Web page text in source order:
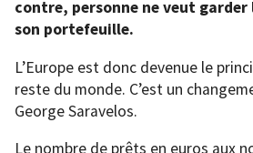
contre, personne ne veut garder
son portefeuille.
L’Europe est donc devenue le
reste du monde. C’est un
George Saravelos.
Le nombre de prêts en euros aux